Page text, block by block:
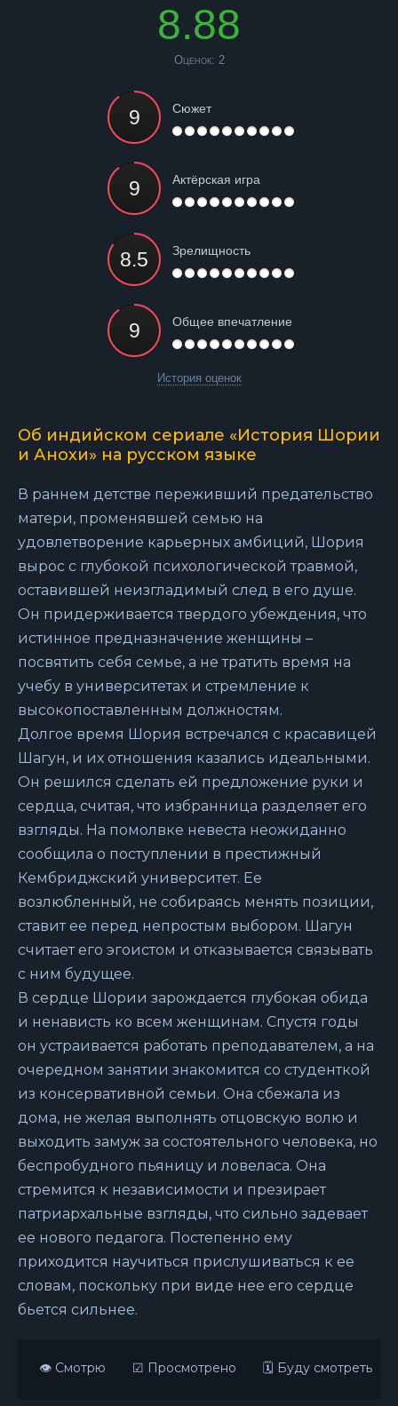
8.88
Оценок: 2
Сюжет
Актёрская игра
Зрелищность
Общее впечатление
История оценок
Об индийском сериале «История Шории
и Анохи» на русском языке
В раннем детстве переживший предательство
матери, променявшей семью на
удовлетворение карьерных амбиций, Шория
вырос с глубокой психологической травмой,
оставившей неизгладимый след в его душе.
Он придерживается твердого убеждения, что
истинное предназначение женщины –
посвятить себя семье, а не тратить время на
учебу в университетах и стремление к
высокопоставленным должностям.
Долгое время Шория встречался с красавицей
Шагун, и их отношения казались идеальными.
Он решился сделать ей предложение руки и
сердца, считая, что избранница разделяет его
взгляды. На помолвке невеста неожиданно
сообщила о поступлении в престижный
Кембриджский университет. Ее
возлюбленный, не собираясь менять позиции,
ставит ее перед непростым выбором. Шагун
считает его эгоистом и отказывается связывать
с ним будущее.
В сердце Шории зарождается глубокая обида
и ненависть ко всем женщинам. Спустя годы
он устраивается работать преподавателем, а на
очередном занятии знакомится со студенткой
из консервативной семьи. Она сбежала из
дома, не желая выполнять отцовскую волю и
выходить замуж за состоятельного человека, но
беспробудного пьяницу и ловеласа. Она
стремится к независимости и презирает
патриархальные взгляды, что сильно задевает
ее нового педагога. Постепенно ему
приходится научиться прислушиваться к ее
словам, поскольку при виде нее его сердце
бьется сильнее.
👁 Смотрю ☑ Просмотрено 🗓 Буду смотреть